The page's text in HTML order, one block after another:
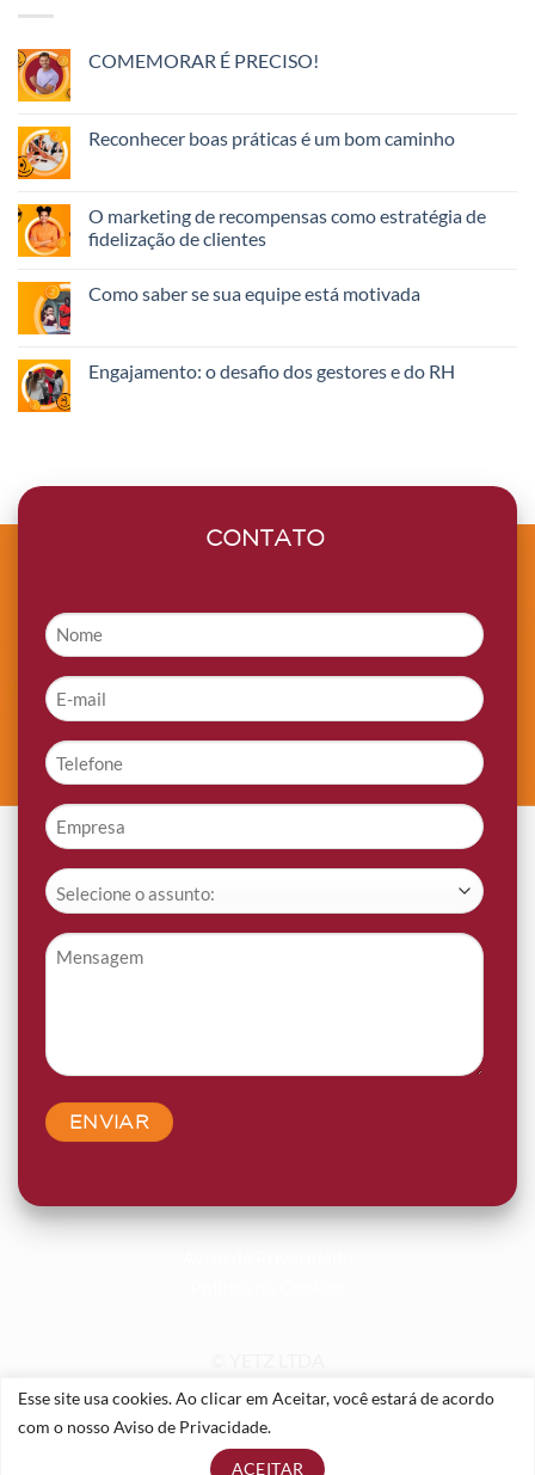
Esse site usa cookies. Ao clicar em Aceitar, você estará de acordo
com o nosso Aviso de Privacidade.
ACEITAR
COMEMORAR É PRECISO!
Reconhecer boas práticas é um bom caminho
O marketing de recompensas como estratégia de
fidelização de clientes
Como saber se sua equipe está motivada
Engajamento: o desafio dos gestores e do RH
CONTATO
Nome
*
E-
mail
*
Telefone
*
Empresa
*
Assunto
*
Mensagem
Todos os direitos reservados.
Desenvolvido por